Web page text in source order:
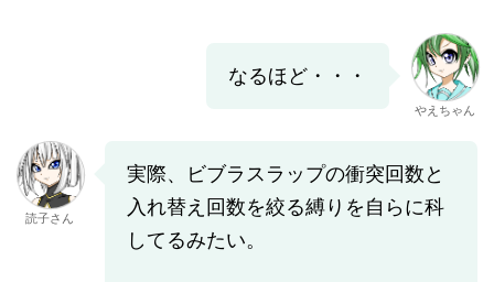
なるほど・・・
やえちゃん
読子さん
実際、ビブラスラップの衝突回数と
入れ替え回数を絞る縛りを自らに科
してるみたい。